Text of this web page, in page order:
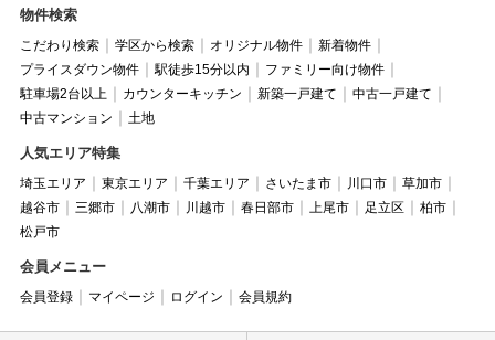
物件検索
こだわり検索 学区から検索 オリジナル物件
新着物件
プライスダウン物件
駅徒歩15分以内
ファミリー向け物件
駐車場2台以上
カウンターキッチン 新築一戸建て
中古一戸建て
中古マンション
土地
人気エリア特集
埼玉エリア 東京エリア 千葉エリア さいたま市 川口市
草加市
越谷市
三郷市 八潮市 川越市 春日部市 上尾市 足立区
柏市
松戸市
会員メニュー
会員登録 マイページ ログイン 会員規約